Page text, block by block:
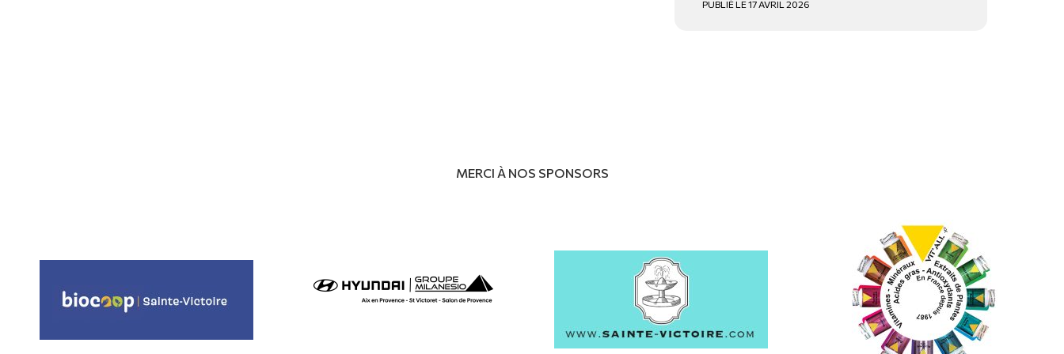
PUBLIÉ LE 17 AVRIL 2026
MERCI À NOS SPONSORS